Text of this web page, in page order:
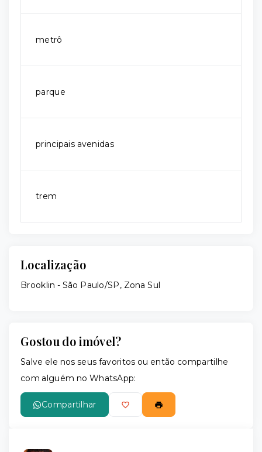
metrô
parque
principais avenidas
trem
Localização
Brooklin - São Paulo/SP, Zona Sul
Gostou do imóvel?
Salve ele nos seus favoritos ou então compartilhe
com alguém no WhatsApp:
Compartilhar